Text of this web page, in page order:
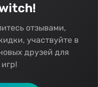
отзывами,
участвуйте в
друзей для